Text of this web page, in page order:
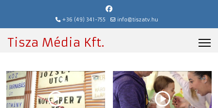
+36 (49) 341-755 info@tiszatv.hu
Tisza Média Kft.